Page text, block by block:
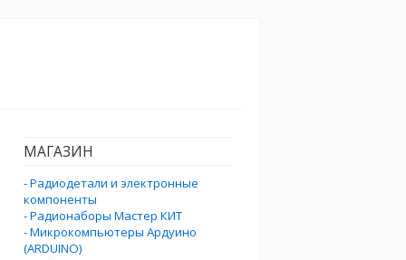
МАГАЗИН
-Радиодетали и электронные
компоненты
-Радионаборы Мастер КИТ
-Микрокомпьютеры Ардуино
(ARDUINO)